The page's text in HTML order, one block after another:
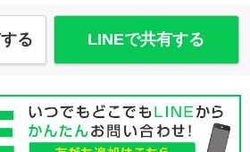
る LINEで共有する